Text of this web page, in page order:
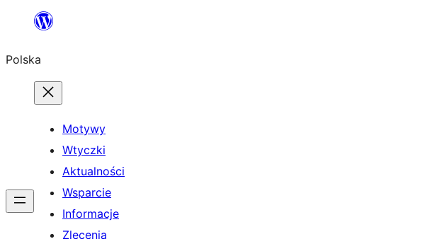
Przejdź
treści
Polska
Motywy
Wtyczki
Aktualności
Wsparcie
Informacje
Zlecenia